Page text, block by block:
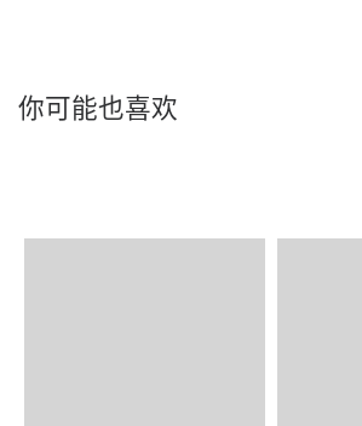
你可能也喜欢